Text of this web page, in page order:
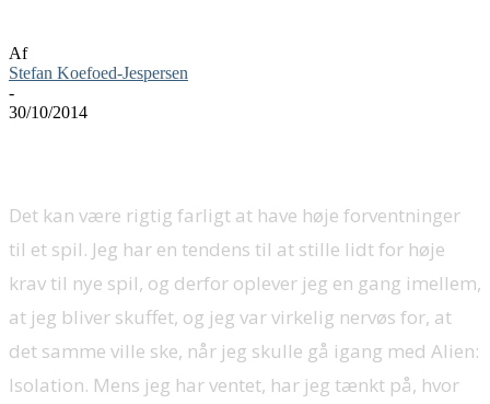
Af
Stefan Koefoed-Jespersen
-
30/10/2014
Det kan være rigtig farligt at have høje forventninger
til et spil. Jeg har en tendens til at stille lidt for høje
krav til nye spil, og derfor oplever jeg en gang imellem,
at jeg bliver skuffet, og jeg var virkelig nervøs for, at
det samme ville ske, når jeg skulle gå igang med Alien:
Isolation. Mens jeg har ventet, har jeg tænkt på, hvor